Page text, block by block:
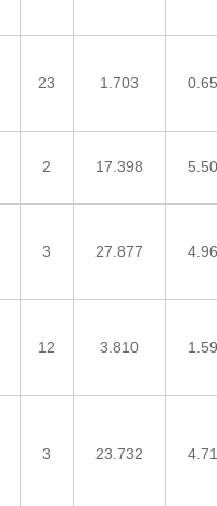
23 1.703
2 17.398
3 27.877
12 3.810
3 23.732